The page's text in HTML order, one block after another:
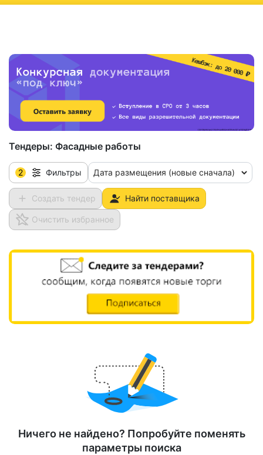
Тендеры: Фасадные работы
2 Фильтры Дата размещения (новые сначала)
Создать тендер Найти поставщика
Очистить избранное
Ничего не найдено? Попробуйте поменять
параметры поиска